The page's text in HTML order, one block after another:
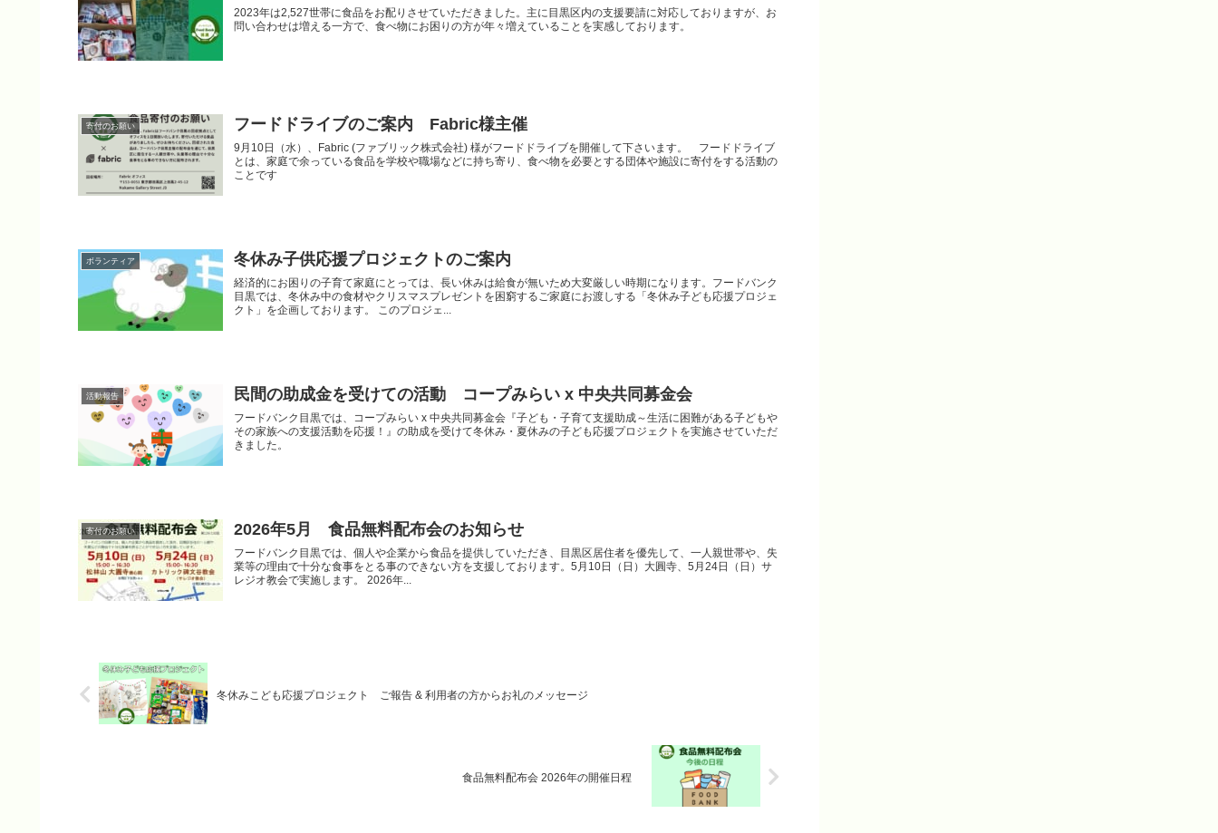
2023年は2,527世帯に食品をお配りさせていただきました。主に目黒区内の支援要請に対応しておりますが、お
問い合わせは増える一方で、食べ物にお困りの方が年々増えていることを実感しております。
寄付のお願い フードドライブのご案内 Fabric様主催
9月10日（水）、Fabric (ファブリック株式会社) 様がフードドライブを開催して下さいます。 フードドライブ
とは、家庭で余っている食品を学校や職場などに持ち寄り、食べ物を必要とする団体や施設に寄付をする活動の
ことです
ボランティア 冬休み子供応援プロジェクトのご案内
経済的にお困りの子育て家庭にとっては、長い休みは給食が無いため大変厳しい時期になります。フードバンク
目黒では、冬休み中の食材やクリスマスプレゼントを困窮するご家庭にお渡しする「冬休み子ども応援プロジェ
クト」を企画しております。 このプロジェ...
活動報告 民間の助成金を受けての活動 コープみらい x 中央共同募金会
フードバンク目黒では、コープみらい x 中央共同募金会『子ども・子育て支援助成～生活に困難がある子どもや
その家族への支援活動を応援！』の助成を受けて冬休み・夏休みの子ども応援プロジェクトを実施させていただ
きました。
寄付のお願い 2026年5月 食品無料配布会のお知らせ
フードバンク目黒では、個人や企業から食品を提供していただき、目黒区居住者を優先して、一人親世帯や、失
業等の理由で十分な食事をとる事のできない方を支援しております。5月10日（日）大圓寺、5月24日（日）サ
レジオ教会で実施します。 2026年...
冬休みこども応援プロジェクト ご報告 & 利用者の方からお礼のメッセージ
食品無料配布会 2026年の開催日程